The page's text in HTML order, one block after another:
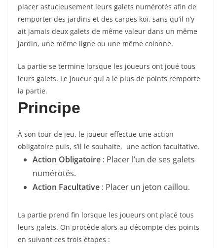
placer astucieusement leurs galets numérotés afin de
remporter des jardins et des carpes koï, sans qu’il n’y
ait jamais deux galets de même valeur dans un même
jardin, une même ligne ou une même colonne.
La partie se termine lorsque les joueurs ont joué tous
leurs galets. Le joueur qui a le plus de points remporte
la partie.
Principe
À son tour de jeu, le joueur effectue une action
obligatoire puis, s’il le souhaite, une action facultative.
Action Obligatoire : Placer l’un de ses galets
numérotés.
Action Facultative : Placer un jeton caillou.
La partie prend fin lorsque les joueurs ont placé tous
leurs galets. On procède alors au décompte des points
en suivant ces trois étapes :